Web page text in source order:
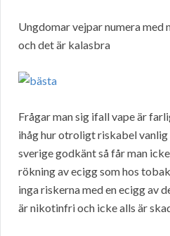
Ungdomar vejpar numera
och det är kalasbra
Frågar man sig ifall vape är
ihåg hur otroligt riskabel vanlig
sverige godkänt så får man
rökning av ecigg som hos
inga riskerna med en ecigg av
är nikotinfri och icke alls är